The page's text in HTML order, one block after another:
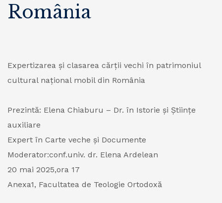
România
Expertizarea și clasarea cărții vechi în patrimoniul
cultural național mobil din România
Prezintă: Elena Chiaburu – Dr. în Istorie și Științe
auxiliare
Expert în Carte veche și Documente
Moderator:conf.univ. dr. Elena Ardelean
20 mai 2025,ora 17
Anexa1, Facultatea de Teologie Ortodoxă